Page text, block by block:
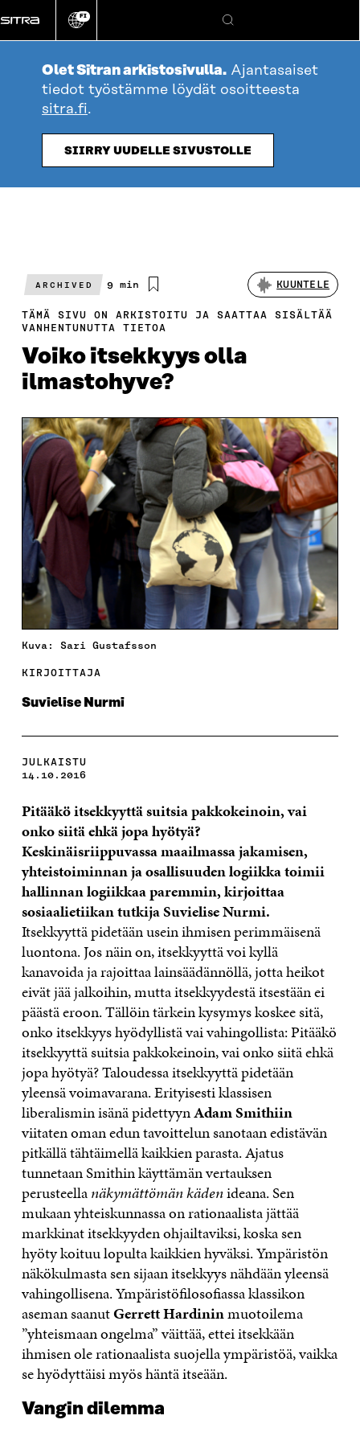
suoraan
sisältöön
Vaihda
kieli
FI
Hae
Olet Sitran arkistosivulla. Ajantasaiset
tiedot työstämme löydät osoitteesta
sitra.fi.
SIIRRY UUDELLE SIVUSTOLLE
ARCHIVED
Arvioitu
9 min KUUNTELE
TÄMÄ SIVU ON ARKISTOITU JA SAATTAA SISÄLTÄÄ
VANHENTUNUTTA TIETOA
Voiko itsekkyys olla
ilmastohyve?
Kuva: Sari Gustafsson
KIRJOITTAJA
Suvielise Nurmi
JULKAISTU
14.10.2016
Pitääkö itsekkyyttä suitsia pakkokeinoin, vai
onko siitä ehkä jopa hyötyä?
Keskinäisriippuvassa maailmassa jakamisen,
yhteistoiminnan ja osallisuuden logiikka toimii
hallinnan logiikkaa paremmin, kirjoittaa
sosiaalietiikan tutkija Suvielise Nurmi.
Itsekkyyttä pidetään usein ihmisen perimmäisenä
luontona. Jos näin on, itsekkyyttä voi kyllä
kanavoida ja rajoittaa lainsäädännöllä, jotta heikot
eivät jää jalkoihin, mutta itsekkyydestä itsestään ei
päästä eroon. Tällöin tärkein kysymys koskee sitä,
onko itsekkyys hyödyllistä vai vahingollista: Pitääkö
itsekkyyttä suitsia pakkokeinoin, vai onko siitä ehkä
jopa hyötyä? Taloudessa itsekkyyttä pidetään
yleensä voimavarana. Erityisesti klassisen
liberalismin isänä pidettyynAdam Smithiin
viitaten oman edun tavoittelun sanotaan edistävän
pitkällä tähtäimellä kaikkien parasta. Ajatus
tunnetaan Smithin käyttämän vertauksen
perusteellanäkymättömän kädenideana. Sen
mukaan yhteiskunnassa on rationaalista jättää
markkinat itsekkyyden ohjailtaviksi, koska sen
hyöty koituu lopulta kaikkien hyväksi. Ympäristön
näkökulmasta sen sijaan itsekkyys nähdään yleensä
vahingollisena. Ympäristöfilosofiassa klassikon
aseman saanutGerrett Hardininmuotoilema
”yhteismaan ongelma” väittää, ettei itsekkään
ihmisen ole rationaalista suojella ympäristöä, vaikka
se hyödyttäisi myös häntä itseään.
Vangin dilemma